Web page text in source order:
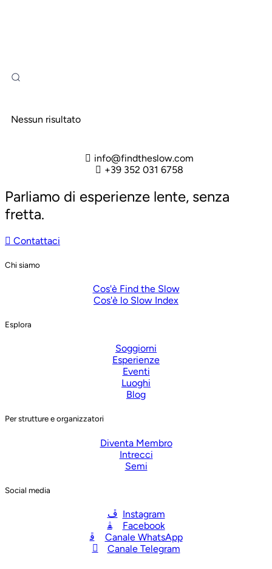
Nessun risultato
info@findtheslow.com
+39 352 031 6758
Parliamo di esperienze lente, senza
fretta.
Contattaci
Chi siamo
Cos'è Find the Slow
Cos'è lo Slow Index
Esplora
Soggiorni
Esperienze
Eventi
Luoghi
Blog
Per strutture e organizzatori
Diventa Membro
Intrecci
Semi
Social media
Instagram
Facebook
Canale WhatsApp
Canale Telegram